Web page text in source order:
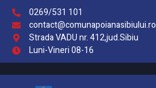
0269/531 101
contact@comunapoianasibiului.ro
Strada VADU nr. 412,jud.Sibiu
Luni-Vineri 08-16